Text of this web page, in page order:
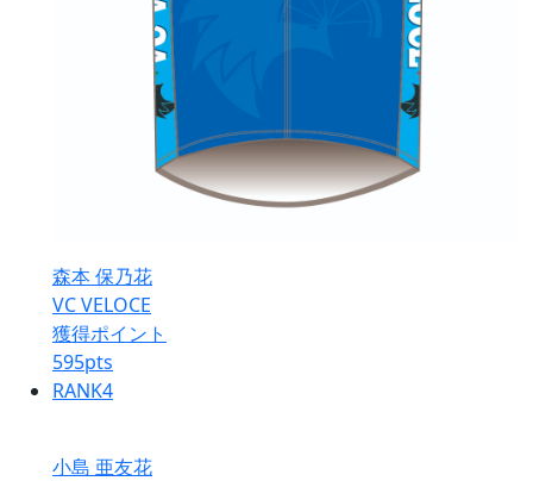
森本 保乃花
VC VELOCE
獲得ポイント
595pts
RANK4
小島 亜友花